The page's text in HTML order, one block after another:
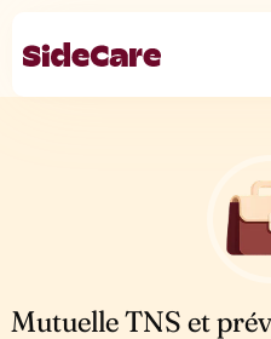
Mutuelle TNS et